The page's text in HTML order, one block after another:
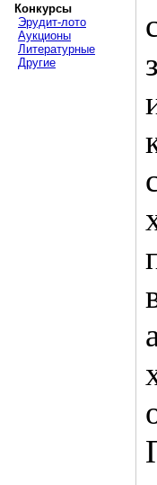
Конкурсы
Эрудит-лото
Аукционы
Литературные
Другие